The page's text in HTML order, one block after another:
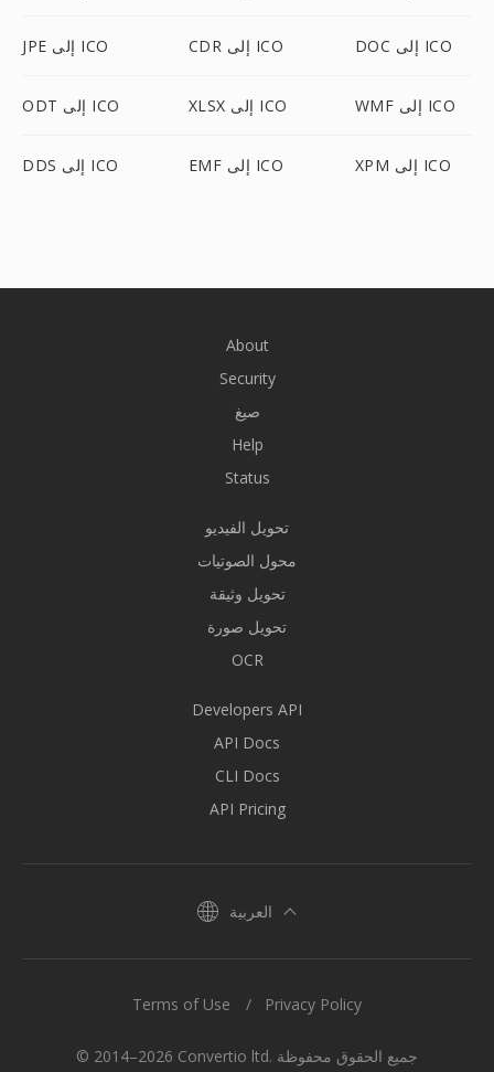
JPE إلى ICO CDR إلى ICO DOC إلى ICO
ODT إلى ICO XLSX إلى ICO WMF إلى ICO
DDS إلى ICO EMF إلى ICO XPM إلى ICO
About
Security
صيغ
Help
Status
تحويل الفيديو
محول الصوتيات
تحويل وثيقة
تحويل صورة
OCR
Developers API
API Docs
CLI Docs
API Pricing
العربية
© 2014–2026 Convertio ltd. جميع الحقوق محفوظة
Terms of Use Privacy Policy